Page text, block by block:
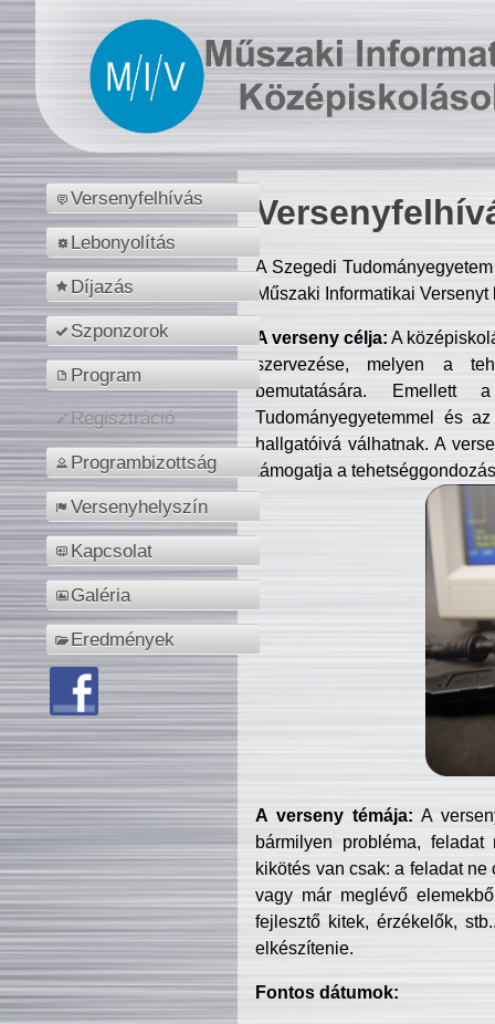
Versenyfelhívás
Lebonyolítás
Díjazás
Szponzorok
Program
Regisztráció
Programbizottság
Versenyhelyszín
Kapcsolat
Galéria
Eredmények
A Szegedi
Műszaki Informatikai
A verseny célja: A
szervezése, melyen a
bemutatására. Emellett
Tudományegyetemmel és
hallgatóivá válhatnak. A
támogatja a
A verseny témája: A
bármilyen probléma, feladat
kikötés van csak: a feladat
vagy már meglévő
fejlesztő kitek, érzékelők,
elkészítenie.
Fontos dátumok: